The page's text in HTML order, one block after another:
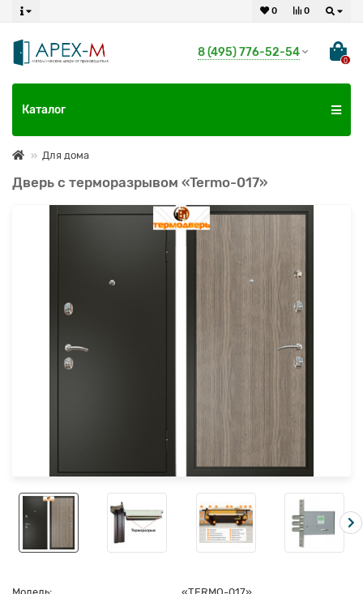
0
0
8 (495) 776-52-54
0
Каталог
Для дома
Дверь с терморазрывом «Termo-017»